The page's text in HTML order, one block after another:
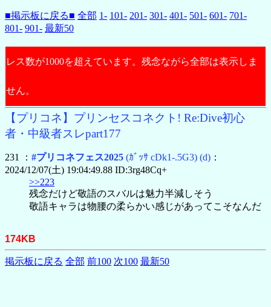
■掲示板に戻る■ 全部 1- 101- 201- 301- 401- 501- 601- 701-
801- 901- 最新50
レス数が1000を超えています。残念ながら全部は表示しま
せん。
【プリコネ】プリンセスコネクト! Re:Dive初心
者・中級者スレpart177
231 ： #プリコネフェス2025 (ｶﾞｯｻ cDk1-.5G3) (d) ：
2024/12/07(土) 19:04:49.88 ID:3rg48Cq+
>>223
残念だけど敬語のスバルは魅力半減しそう
敬語キャラは物腰の柔らかい感じがあってこそなんだ
174KB
掲示板に戻る 全部 前100 次100 最新50